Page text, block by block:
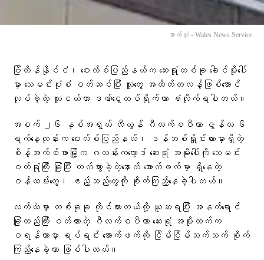
ဓာတ်ပုံ - Wales News Service
ဗြိတိန်နိုင်ငံ၊ ဝေးလ်စ်ပြည်နယ်က ဆေးရုံတစ်ခု ခေါင်မိုးပေါ်
မှာ သေမင်းပုံစံ ဝတ်ဆင်ပြီး လူတွေ အထိတ်တလန့်ဖြစ်အောင်
လုပ်ခဲ့တဲ့ လူငယ်ဟာ ဒဏ်ငွေတပ်ရိုက်တာ ခံလိုက်ရပါတယ်။
အစက် ၂၆ နှစ်အရွယ် လီယွန် ဂီလက်စပီဟာ ဇွန်လ ၆
ရက်နေ့တုန်းက ဝေးလ်စ်ပြည်နယ်၊ ဒန်ဘစ်ရှိုင်းယားမှာရှိတဲ့
စိန့်အက်စ်ဖာမြို့က ဂလန်းကလော့ဒ် ဆေးရုံ အမိုးပေါ်ကို သေမင်း
ဝတ်ရုံကြီး ခြုံပြီး တက်သွားခဲ့တဲ့နောက် အောက်ဖက်မှာ ရှိနေတဲ့
ဝန်ထမ်းတွေ၊ ဧည့်သည်တွေကို စိုက်ကြည့်နေခဲ့ပါတယ်။
လက်ထဲမှာ တစ်ခုခု ကိုင်ထားတယ်လို့ ယူဆရပြီး အနက်ရောင်
ခြုံထည်ကြီး ဝတ်ထားတဲ့ ဂီလက်စပီဟာ ဆေးရုံ အမိုးထက်က
ဝရန်တာမှာ ရပ်ရင်း အောက်ဖက်ကို ငြိမ်ငြိမ်သက်သက် စိုက်
ကြည့်နေခဲ့တာ ဖြစ်ပါတယ်။